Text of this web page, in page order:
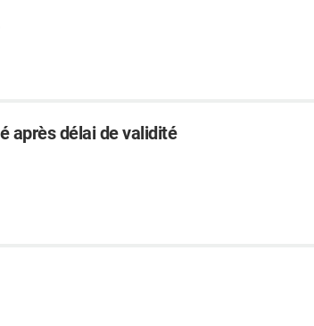
après délai de validité